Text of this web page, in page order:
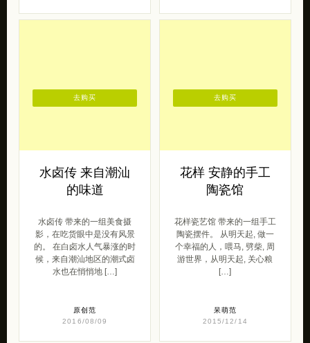
水卤传 来自潮汕
的味道
水卤传 带来的一组美食摄
影，在吃货眼中是没有风景
的。 在白卤水人气暴涨的时
候，来自潮汕地区的潮式卤
水也在悄悄地 […]
原创范
2016/08/09
去购买
花样 安静的手工
陶瓷馆
花样瓷艺馆 带来的一组手工
陶瓷摆件。 从明天起, 做一
个幸福的人，喂马, 劈柴, 周
游世界，从明天起, 关心粮
[…]
呆萌范
2015/12/14
去购买